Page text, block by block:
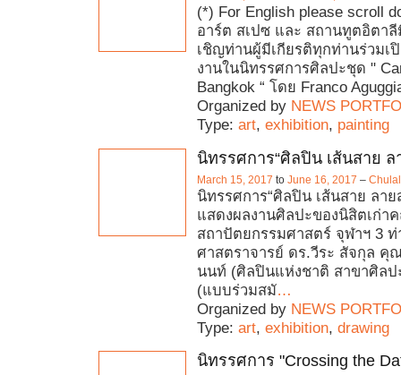
(*) For English please scroll
อาร์ต สเปซ และ สถานทูตอิตา
เชิญท่านผู้มีเกียรติทุกท่านร่วมเ
งานในนิทรรศการศิลปะชุด "
Bangkok “ โดย Franco
Organized by NEWS
Type: art, exhibition, painting
นิทรรศการ“ศิลปิน เส้นสาย ล
March 15, 2017 to June 16, 2017 –
นิทรรศการ“ศิลปิน เส้นสาย ลาย
แสดงผลงานศิลปะของนิสิตเก่า
สถาปัตยกรรมศาสตร์ จุฬาฯ 3 ท่
ศาสตราจารย์ ดร.วีระ สัจกุล คุ
นนท์ (ศิลปินแห่งชาติ สาขาศิลป
(แบบร่วมสมั…
Organized by NEWS
Type: art, exhibition, drawing
นิทรรศการ "Crossing the